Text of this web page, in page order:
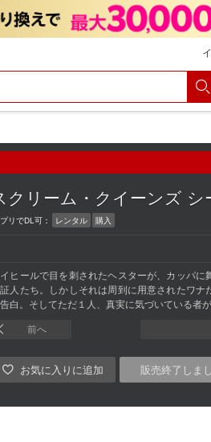
クリーム・クイーンズ
リでDL可： レンタル 購入
ヒールで目を刺されたヘスターが、カッパ
人たち。しかしそれは周到に用意されたワ
白。そしてただ１人、真実に気づいている者
前へ
販売終了しま